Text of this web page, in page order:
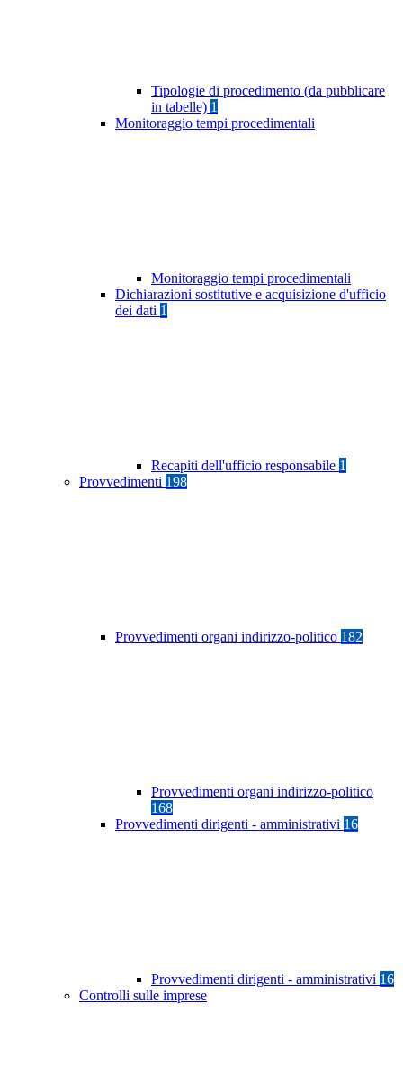
Tipologie di procedimento (da pubblicare
in tabelle) 1
Monitoraggio tempi procedimentali
Monitoraggio tempi procedimentali
Dichiarazioni sostitutive e acquisizione d'ufficio
dei dati 1
Recapiti dell'ufficio responsabile 1
Provvedimenti 198
Provvedimenti organi indirizzo-politico 182
Provvedimenti organi indirizzo-politico
168
Provvedimenti dirigenti - amministrativi 16
Provvedimenti dirigenti - amministrativi 16
Controlli sulle imprese